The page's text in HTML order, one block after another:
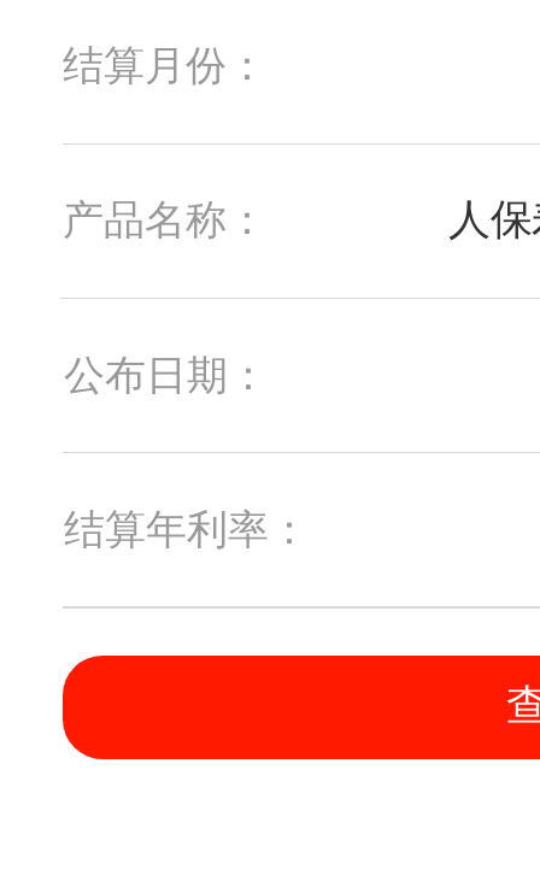
结算月份：
产品名称： 人
公布日期：
结算年利率：